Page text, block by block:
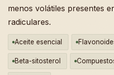
menos volátiles presentes
radiculares.
Aceite esencial
Beta-sitosterol